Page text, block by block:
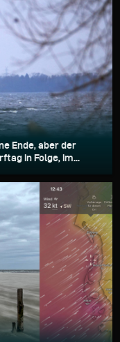
Ende, aber der
in Folge, im...